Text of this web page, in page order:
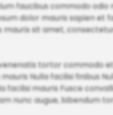
faucibus commodo odio
dolor mauris sapien et
sit amet,
tortor commodo
Nulla facilisi finibus
facilisi mauris Fusce
nunc augue, bibendum